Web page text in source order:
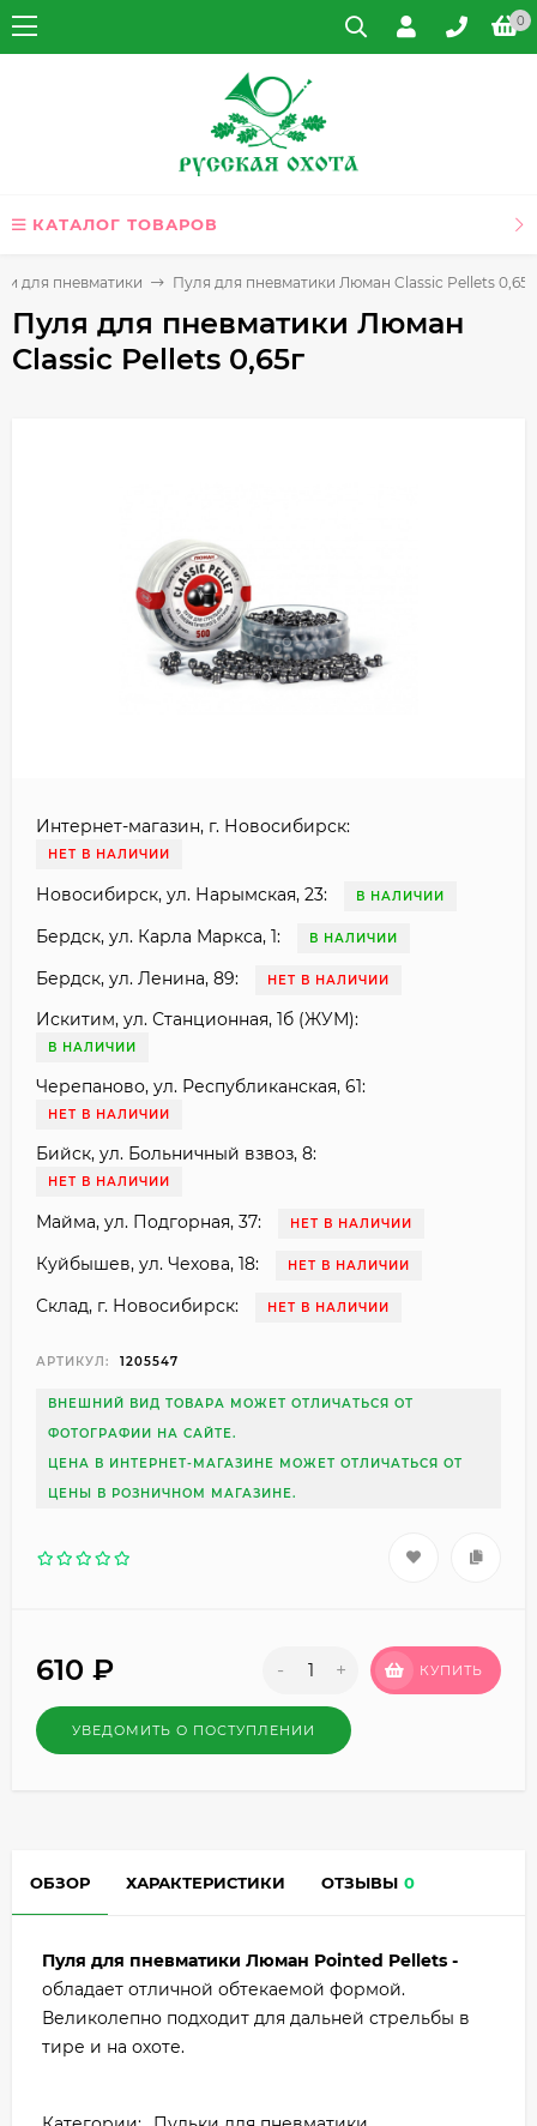
0
КАТАЛОГ ТОВАРОВ
для пневматики Пуля для пневматики Люман Classic Pellets 0,65г
Пуля для пневматики Люман
Classic Pellets 0,65г
Интернет-магазин, г. Новосибирск:
НЕТ В НАЛИЧИИ
Новосибирск, ул. Нарымская, 23: В НАЛИЧИИ
Бердск, ул. Карла Маркса, 1: В НАЛИЧИИ
Бердск, ул. Ленина, 89: НЕТ В НАЛИЧИИ
Искитим, ул. Станционная, 1б (ЖУМ):
В НАЛИЧИИ
Черепаново, ул. Республиканская, 61:
НЕТ В НАЛИЧИИ
Бийск, ул. Больничный взвоз, 8:
НЕТ В НАЛИЧИИ
Майма, ул. Подгорная, 37: НЕТ В НАЛИЧИИ
Куйбышев, ул. Чехова, 18: НЕТ В НАЛИЧИИ
Склад, г. Новосибирск: НЕТ В НАЛИЧИИ
АРТИКУЛ: 1205547
ВНЕШНИЙ ВИД ТОВАРА МОЖЕТ ОТЛИЧАТЬСЯ ОТ
ФОТОГРАФИИ НА САЙТЕ.
ЦЕНА В ИНТЕРНЕТ-МАГАЗИНЕ МОЖЕТ ОТЛИЧАТЬСЯ ОТ
ЦЕНЫ В РОЗНИЧНОМ МАГАЗИНЕ.
610 ₽ - + КУПИТЬ
УВЕДОМИТЬ О ПОСТУПЛЕНИИ
ОБЗОР ХАРАКТЕРИСТИКИ ОТЗЫВЫ 0
Пуля для пневматики Люман Pointed Pellets -
обладает отличной обтекаемой формой.
Великолепно подходит для дальней стрельбы в
тире и на охоте.